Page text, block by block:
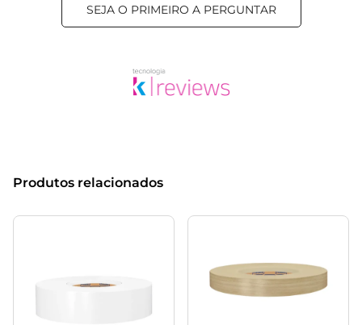
SEJA O PRIMEIRO A PERGUNTAR
Produtos relacionados